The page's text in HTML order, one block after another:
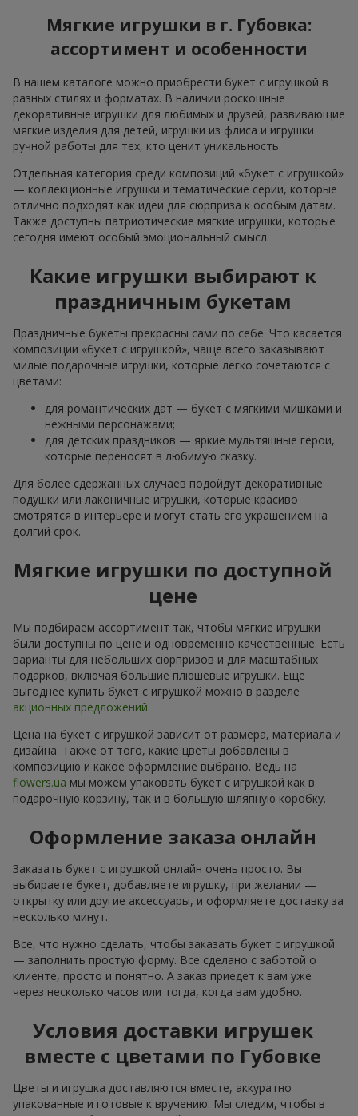
Мягкие игрушки в г. Губовка:
ассортимент и особенности
В нашем каталоге можно приобрести букет с игрушкой в
разных стилях и форматах. В наличии роскошные
декоративные игрушки для любимых и друзей, развивающие
мягкие изделия для детей, игрушки из флиса и игрушки
ручной работы для тех, кто ценит уникальность.
Отдельная категория среди композиций «букет с игрушкой»
— коллекционные игрушки и тематические серии, которые
отлично подходят как идеи для сюрприза к особым датам.
Также доступны патриотические мягкие игрушки, которые
сегодня имеют особый эмоциональный смысл.
Какие игрушки выбирают к
праздничным букетам
Праздничные букеты прекрасны сами по себе. Что касается
композиции «букет с игрушкой», чаще всего заказывают
милые подарочные игрушки, которые легко сочетаются с
цветами:
для романтических дат — букет с мягкими мишками и
нежными персонажами;
для детских праздников — яркие мультяшные герои,
которые переносят в любимую сказку.
Для более сдержанных случаев подойдут декоративные
подушки или лаконичные игрушки, которые красиво
смотрятся в интерьере и могут стать его украшением на
долгий срок.
Мягкие игрушки по доступной
цене
Мы подбираем ассортимент так, чтобы мягкие игрушки
были доступны по цене и одновременно качественные. Есть
варианты для небольших сюрпризов и для масштабных
подарков, включая большие плюшевые игрушки. Еще
выгоднее купить букет с игрушкой можно в разделе
акционных предложений.
Цена на букет с игрушкой зависит от размера, материала и
дизайна. Также от того, какие цветы добавлены в
композицию и какое оформление выбрано. Ведь на
flowers.ua мы можем упаковать букет с игрушкой как в
подарочную корзину, так и в большую шляпную коробку.
Оформление заказа онлайн
Заказать букет с игрушкой онлайн очень просто. Вы
выбираете букет, добавляете игрушку, при желании —
открытку или другие аксессуары, и оформляете доставку за
несколько минут.
Все, что нужно сделать, чтобы заказать букет с игрушкой
— заполнить простую форму. Все сделано с заботой о
клиенте, просто и понятно. А заказ приедет к вам уже
через несколько часов или тогда, когда вам удобно.
Условия доставки игрушек
вместе с цветами по Губовке
Цветы и игрушка доставляются вместе, аккуратно
упакованные и готовые к вручению. Мы следим, чтобы в